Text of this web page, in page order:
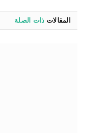
المقالات ذات الصلة